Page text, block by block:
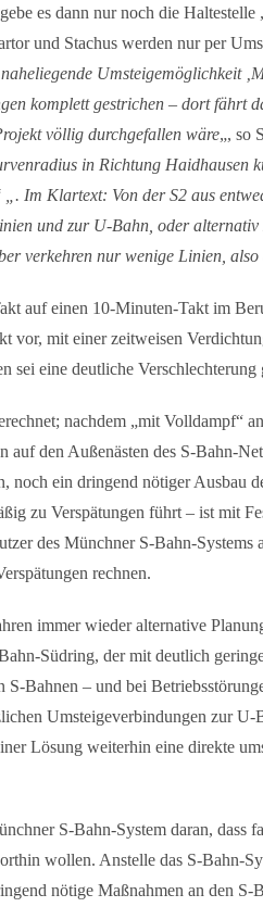
es dann nur noch die
und Stachus werden nur per
Umsteigemöglichkeit
komplett gestrichen – dort fährt
völlig durchgefallen wäre„, so
in Richtung
„. Im Klartext: Von der S2 aus
und zur U-Bahn, oder
verkehren nur wenige Linien,
auf einen 10-Minuten-Takt im
vor, mit einer zeitweisen
sei eine deutliche
nachdem „mit Volldampf“
auf den Außenästen des S-Bahn-
noch ein dringend nötiger Ausbau
zu Verspätungen führt – ist mit
des Münchner S-Bahn-Systems
rechnen.
immer wieder alternative
Südring, der mit deutlich
S-Bahnen – und bei
Umsteigeverbindungen zur
Lösung weiterhin eine direkte
S-Bahn-System daran, dass
wollen. Anstelle das S-Bahn-
nötige Maßnahmen an den